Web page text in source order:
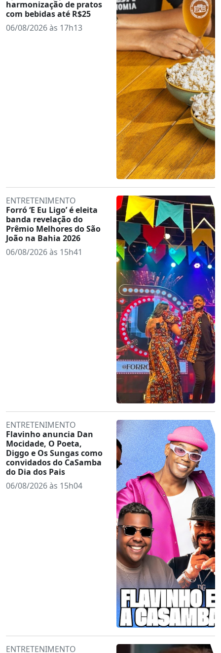
harmonização de pratos
com bebidas até R$25
06/08/2026 às 17h13
ENTRETENIMENTO
Forró ‘E Eu Ligo’ é eleita
banda revelação do
Prêmio Melhores do São
João na Bahia 2026
06/08/2026 às 15h41
ENTRETENIMENTO
Flavinho anuncia Dan
Mocidade, O Poeta,
Diggo e Os Sungas como
convidados do CaSamba
do Dia dos Pais
06/08/2026 às 15h04
ENTRETENIMENTO